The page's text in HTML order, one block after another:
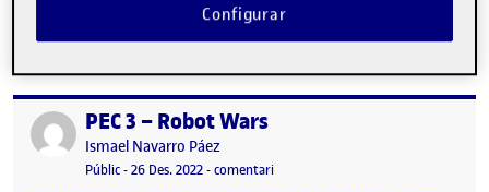
Enemigos con diferentes atributos…
Publicat perPEC 3 – Robot Wars
Publicat per
Ismael Navarro Páez
Visibilitat:
Públic-Data de publicació
26 Des. 2022-comentariel PEC 3 – Robot Wars
Configurar